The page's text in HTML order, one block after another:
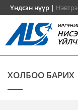
Үндсэн нүүр |
ХОЛБОО БАРИХ